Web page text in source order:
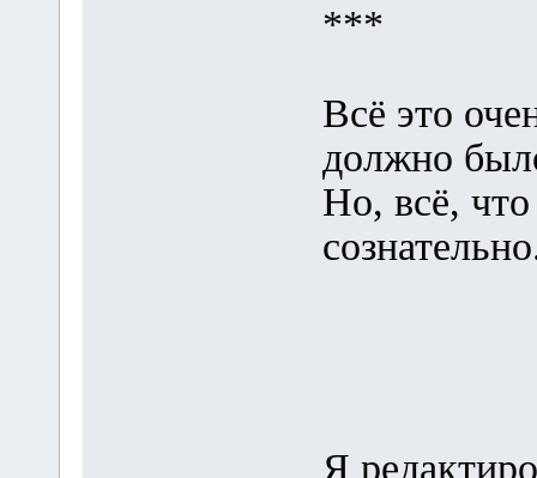
***
Всё это
должно
Но, всё,
Я